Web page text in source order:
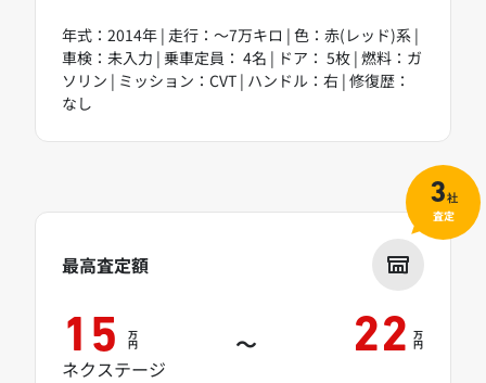
年式：2014年 | 走行：～7万キロ | 色：赤(レッド)系 |
車検：未入力 | 乗車定員： 4名 | ドア： 5枚 | 燃料：ガ
ソリン | ミッション：CVT | ハンドル：右 | 修復歴：
なし
最高査定額
15 万
円 ～ 22 万
円
ネクステージ
3社
査定